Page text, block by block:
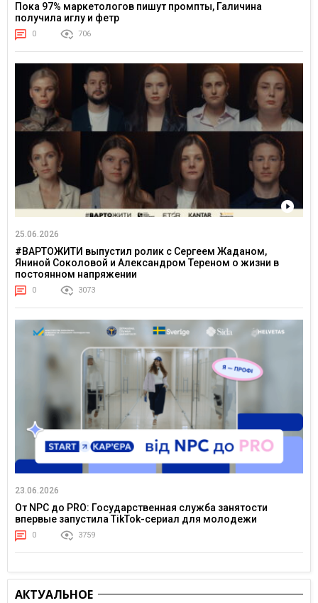
Пока 97% маркетологов пишут промпты, Галичина
получила иглу и фетр
0 706
25.06.2026
#ВАРТОЖИТИ выпустил ролик с Сергеем Жаданом,
Яниной Соколовой и Александром Тереном о жизни в
постоянном напряжении
0 3073
23.06.2026
От NPC до PRO: Государственная служба занятости
впервые запустила TikTok-сериал для молодежи
0 3759
АКТУАЛЬНОЕ